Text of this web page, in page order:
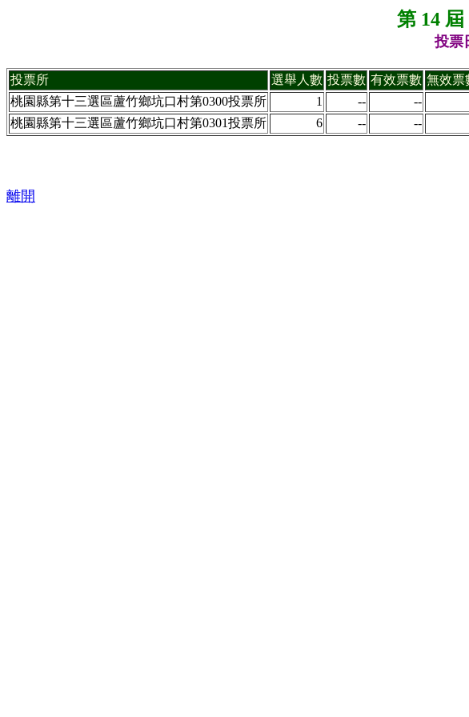
第 14
投票
投票所 選舉人數 投票數 有效票數 無效票
桃園縣第十三選區蘆竹鄉坑口村第0300投票所
1 -- --
桃園縣第十三選區蘆竹鄉坑口村第0301投票所
6 -- --
離開